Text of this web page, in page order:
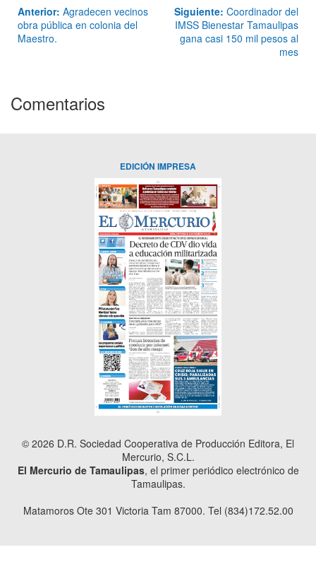
Anterior: Agradecen vecinos
obra pública en colonia del
Maestro.
Siguiente: Coordinador del
IMSS Bienestar Tamaulipas
gana casi 150 mil pesos al
mes
Comentarios
EDICIÓN IMPRESA
© 2026 D.R. Sociedad Cooperativa de Producción Editora, El
Mercurio, S.C.L.
El Mercurio de Tamaulipas, el primer periódico electrónico de
Tamaulipas.
Matamoros Ote 301 Victoria Tam 87000. Tel (834)172.52.00